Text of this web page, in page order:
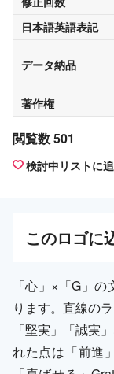
日本語英語表記
データ納品
著作権
閲覧数 501
検討中リストに
このロゴに
「心」×「G」
ります。直線の
「堅実」「誠実
れた点は「前進